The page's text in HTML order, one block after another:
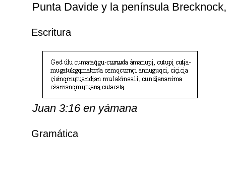
Punta Davide y la península
Escritura
Juan 3:16 en yámana
Gramática